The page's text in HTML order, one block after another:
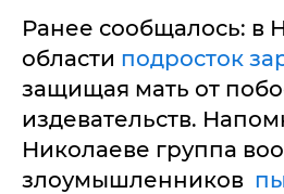
Ранее сообщалось: в
области подросток
защищая мать от
издевательств.
Николаеве группа
злоумышленников